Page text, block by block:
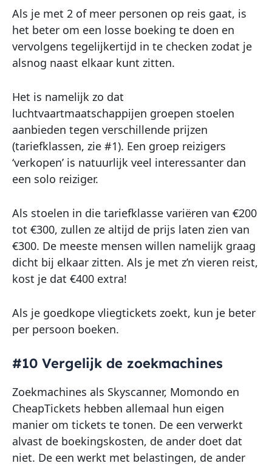
Als je met 2 of meer personen op reis gaat, is
het beter om een losse boeking te doen en
vervolgens tegelijkertijd in te checken zodat je
alsnog naast elkaar kunt zitten.
Het is namelijk zo dat
luchtvaartmaatschappijen groepen stoelen
aanbieden tegen verschillende prijzen
(tariefklassen, zie #1). Een groep reizigers
‘verkopen’ is natuurlijk veel interessanter dan
een solo reiziger.
Als stoelen in die tariefklasse variëren van €200
tot €300, zullen ze altijd de prijs laten zien van
€300. De meeste mensen willen namelijk graag
dicht bij elkaar zitten. Als je met z’n vieren reist,
kost je dat €400 extra!
Als je goedkope vliegtickets zoekt, kun je beter
per persoon boeken.
#10 Vergelijk de zoekmachines
Zoekmachines als Skyscanner, Momondo en
CheapTickets hebben allemaal hun eigen
manier om tickets te tonen. De een verwerkt
alvast de boekingskosten, de ander doet dat
niet. De een werkt met belastingen, de ander